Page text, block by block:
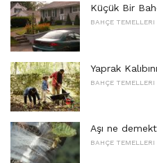
Küçük Bir
BAHÇE TEMELLERI
Yaprak
BAHÇE TEMELLERI
Aşı ne
BAHÇE TEMELLERI